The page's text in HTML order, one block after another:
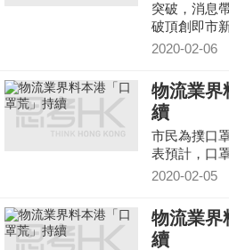
突破，消息
破頂創即市
高，標指高
2020-02-06
物流業界
續
市民為撲口
表預計，口
2020-02-05
物流業界
續